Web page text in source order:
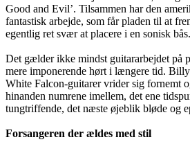
Good and Evil’. Tilsammen har den
fantastisk arbejde, som får pladen til at
egentlig ret svær at placere i en sonisk bås.
Det gælder ikke mindst guitararbejdet på
mere imponerende hørt i længere tid.
White Falcon-guitarer vrider sig fornemt
hinanden numrene imellem, det ene
tungtriffende, det næste øjeblik bløde og
Forsangeren der ældes med stil